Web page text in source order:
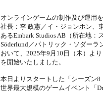
オンラインゲームの制作及び運用
社長：李 政憲／イ・ジョンホン、
あるEmbark Studios AB（所在地：
Söderlund／パトリック・ソダー
おいて、2025年9月10日（木）よ
を開始いたしました。
本日よりスタートした「シーズン
世界最大規模のゲームイベント「